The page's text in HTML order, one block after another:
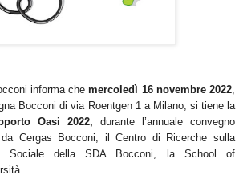
informa chemercoledì 16 novembre 2022
Bocconi di via Roentgen 1 a Milano, si tiene la
Oasi 2022, durante l’annuale convegno
da Cergas Bocconi, il Centro di Ricerche sulla
Sociale della SDA Bocconi, la School of